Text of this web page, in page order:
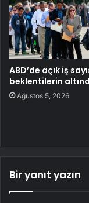
ABD’de açık iş
beklentilerin
Ağustos 5, 2026
Bir yanıt yazın